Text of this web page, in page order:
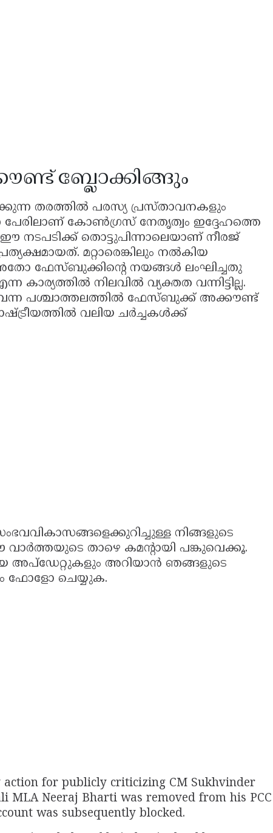
ബ്ലോക്കിങ്ങും
തരത്തിൽ പരസ്യ പ്രസ്താവനകളും
പേരിലാണ് കോൺഗ്രസ് നേതൃത്വം ഇദ്ദേഹത്തെ
നടപടിക്ക് തൊട്ടുപിന്നാലെയാണ് നീരജ്
മറ്റാരെങ്കിലും നൽകിയ
ഫേസ്ബുക്കിന്റെ നയങ്ങൾ ലംഘിച്ചതു
നിലവിൽ വ്യക്തത വന്നിട്ടില്ല.
പശ്ചാത്തലത്തിൽ ഫേസ്ബുക്ക് അക്കൗണ്ട്
വലിയ ചർച്ചകൾക്ക്
നിങ്ങളുടെ
താഴെ കമന്‍റായി പങ്കുവെക്കൂ.
അപ്ഡേറ്റുകളും അറിയാൻ ഞങ്ങളുടെ
ഫോളോ ചെയ്യുക.
for publicly criticizing CM Sukhvinder
MLA Neeraj Bharti was removed from his PCC
was subsequently blocked.